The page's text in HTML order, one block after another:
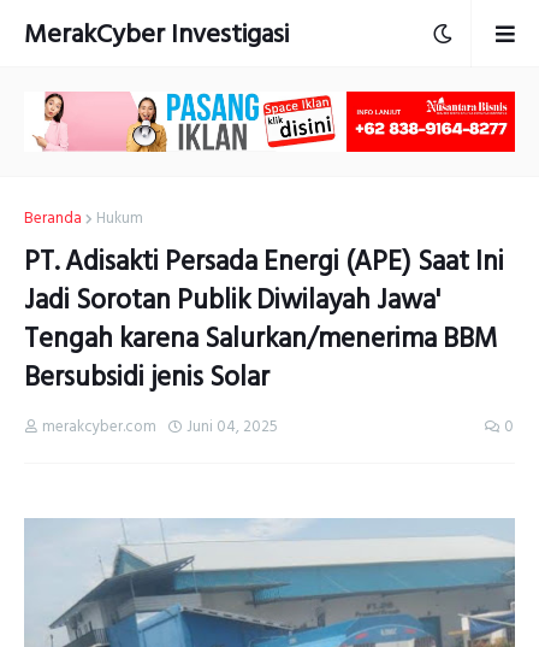
MerakCyber Investigasi
Beranda Hukum
PT. Adisakti Persada Energi (APE) Saat Ini
Jadi Sorotan Publik Diwilayah Jawa'
Tengah karena Salurkan/menerima BBM
Bersubsidi jenis Solar
merakcyber.com Juni 04, 2025 0